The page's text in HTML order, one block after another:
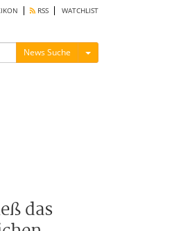
RSS WATCHLIST
News Suche Menü ein-/ausblenden
das